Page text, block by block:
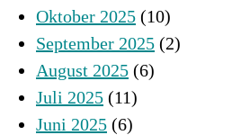
Oktober 2025 (10)
September 2025 (2)
August 2025 (6)
Juli 2025 (11)
Juni 2025 (6)